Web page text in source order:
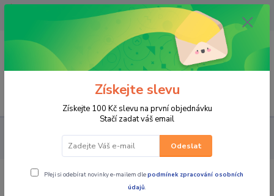
OPAVA 733537099/HLUČÍN
734541648/OLOMOUC 734593593
0,00 CZK
PRO JEZDCE HELMY PŘÍSLUŠENSTVÍ, ÚDRŽBA
Péče a údržba o helmu
Získejte slevu
Získejte 100 Kč slevu na první objednávku
Stačí zadat váš email
Odeslat
Přeji si odebírat novinky e-mailem dlepodmínek zpracování osobních
údajů.